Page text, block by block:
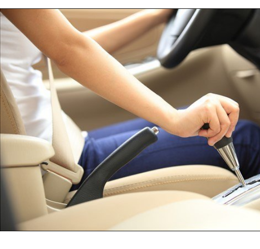
Fran Efrat Shifrin Salinger
אתר נוח מאוד לשימוש, אני מקווה שגם אעזר בו.
במורה קצרה ברורה